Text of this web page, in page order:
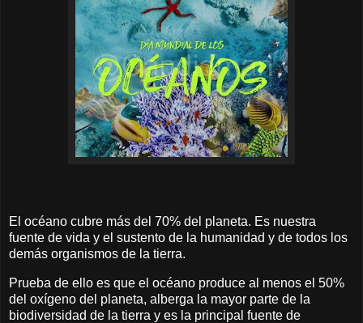
El océano cubre más del 70% del planeta. Es nuestra
fuente de vida y el sustento de la humanidad y de todos los
demás organismos de la tierra.
Prueba de ello es que el océano produce al menos el 50%
del oxígeno del planeta, alberga la mayor parte de la
biodiversidad de la tierra y es la principal fuente de